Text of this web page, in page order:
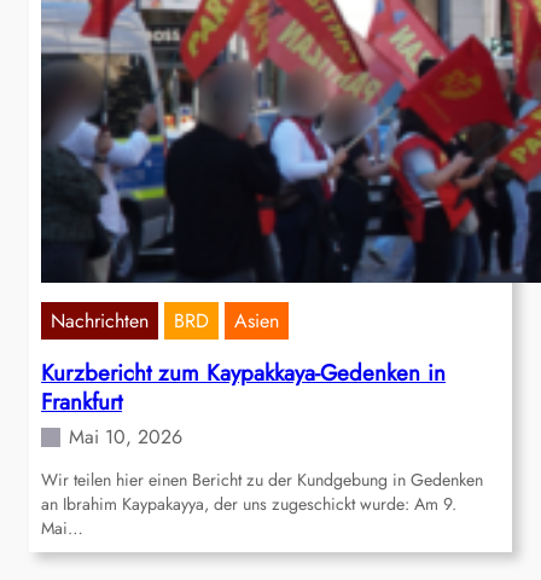
Nachrichten BRD Asien
Kurzbericht zum Kaypakkaya-Gedenken in
Frankfurt
Mai 10, 2026
Wir teilen hier einen Bericht zu der Kundgebung in Gedenken
an Ibrahim Kaypakayya, der uns zugeschickt wurde: Am 9.
Mai…